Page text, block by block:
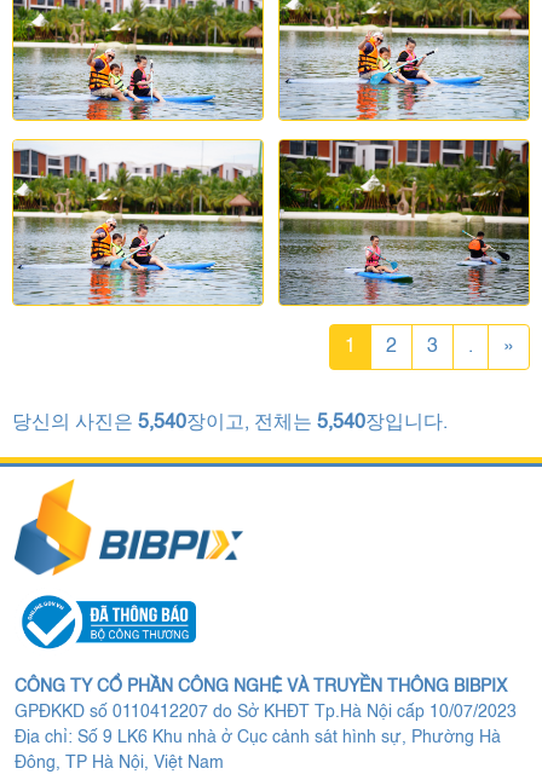
1 2 3 . »
당신의 사진은 5,540장이고, 전체는 5,540장입니다.
CÔNG TY CỔ PHẦN CÔNG NGHỆ VÀ TRUYỀN THÔNG BIBPIX
GPĐKKD số 0110412207 do Sở KHĐT Tp.Hà Nội cấp 10/07/2023
Địa chỉ: Số 9 LK6 Khu nhà ở Cục cảnh sát hình sự, Phường Hà
Đông, TP Hà Nội, Việt Nam